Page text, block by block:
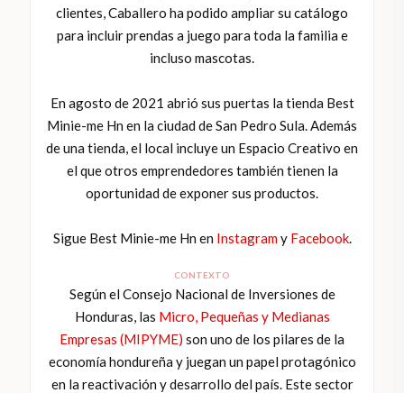
clientes, Caballero ha podido ampliar su catálogo
para incluir prendas a juego para toda la familia e
incluso mascotas.
En agosto de 2021 abrió sus puertas la tienda Best
Minie-me Hn en la ciudad de San Pedro Sula. Además
de una tienda, el local incluye un Espacio Creativo en
el que otros emprendedores también tienen la
oportunidad de exponer sus productos.
Sigue Best Minie-me Hn en Instagramy Facebook.
CONTEXTO
Según el Consejo Nacional de Inversiones de
Honduras, las Micro, Pequeñas y Medianas
Empresas (MIPYME) son uno de los pilares de la
economía hondureña y juegan un papel protagónico
en la reactivación y desarrollo del país. Este sector